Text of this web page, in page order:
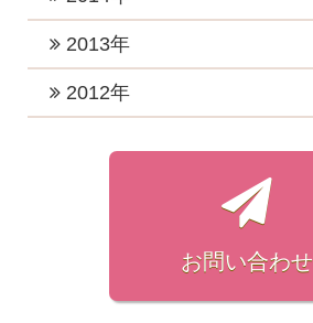
2022年1月 (2)
2021年1月 (3)
2020年3月 (4)
2020年2月 (1)
2020年1月 (4)
2019年2月 (4)
2019年1月 (3)
2018年6月 (2)
2018年4月 (2)
2018年3月 (3)
2017年9月 (4)
2017年8月 (3)
2017年7月 (6)
2017年5月 (6)
2016年10月 (4)
2016年9月 (3)
2016年8月 (3)
2015年10月 (1)
2015年9月 (1)
2015年1月 (1)
2014年12月 (2)
2014年4月 (1)
2014年3月 (2)
2013年
2013年11月 (1)
2012年
2012年3月 (3)
お問い合わせ